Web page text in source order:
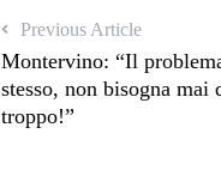
Previous Article
Montervino: “Il
stesso, non bisogna mai
troppo!”